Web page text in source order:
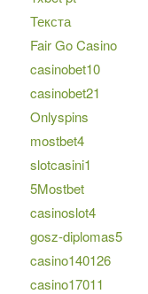
Текста
Fair Go Casino
casinobet10
casinobet21
Onlyspins
mostbet4
slotcasini1
5Mostbet
casinoslot4
gosz-diplomas5
casino140126
casino17011